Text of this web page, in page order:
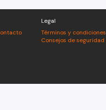
Legal
Términos y condiciones
Consejos de seguridad